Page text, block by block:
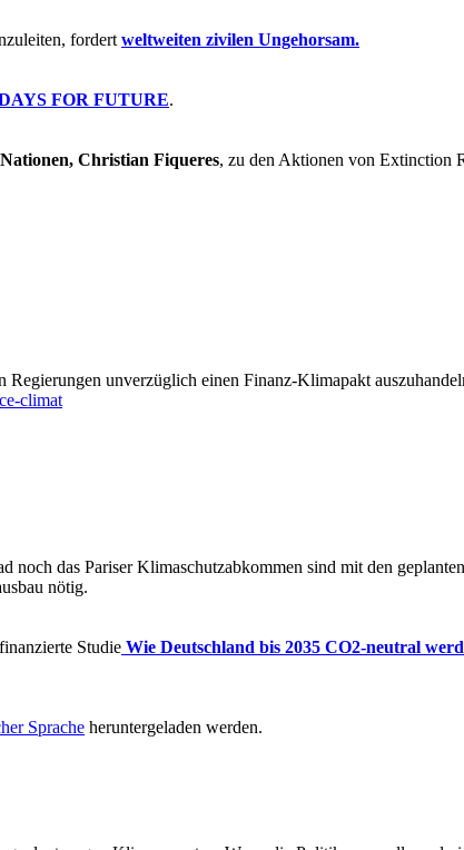
fordert weltweiten zivilen Ungehorsam.
FOR FUTURE.
Christian Fiqueres, zu den Aktionen von Extinction
unverzüglich einen Finanz-Klimapakt
noch das Pariser Klimaschutzabkommen sind mit den
nötig.
Studie Wie Deutschland bis 2035 CO2-neutral
Sprache heruntergeladen werden.